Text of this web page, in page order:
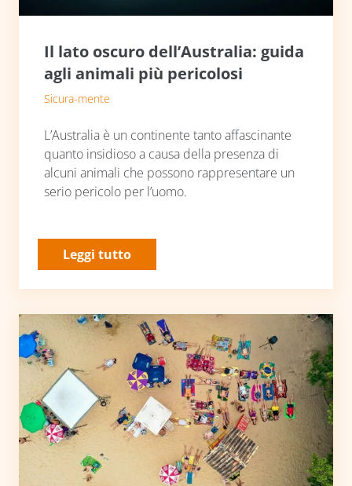
Il lato oscuro dell’Australia: guida
agli animali più pericolosi
Sicura-mente
L’Australia è un continente tanto affascinante
quanto insidioso a causa della presenza di
alcuni animali che possono rappresentare un
serio pericolo per l’uomo.
Leggi tutto